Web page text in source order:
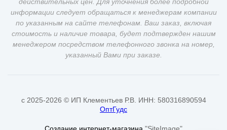
информации следует обращаться к менеджерам компании
по указанным на сайте телефонам. Ваш заказ, включая
стоимость и наличие товара, будет подтвержден нашим
менеджером посредством телефонного звонка на номер,
указанный Вами при заказе.
c 2025-2026 © ИП Клементьев Р.В. ИНН: 580316890594
ОптГудс